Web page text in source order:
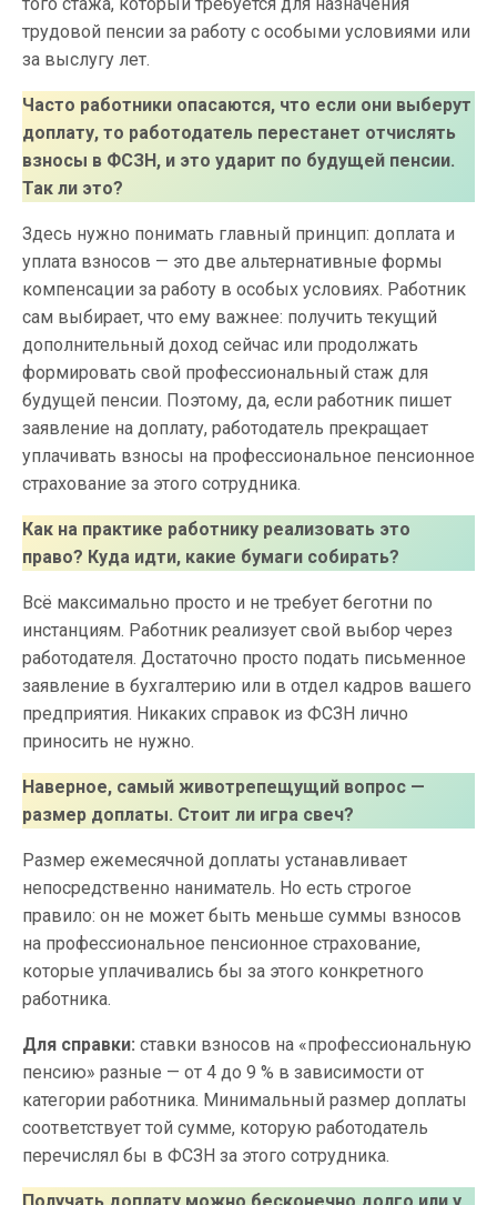
трудовой пенсии за работу с особыми условиями или
за выслугу лет.
Часто работники опасаются, что если они выберут
доплату, то работодатель перестанет отчислять
взносы в ФСЗН, и это ударит по будущей пенсии.
Так ли это?
Здесь нужно понимать главный принцип: доплата и
уплата взносов — это две альтернативные формы
компенсации за работу в особых условиях. Работник
сам выбирает, что ему важнее: получить текущий
дополнительный доход сейчас или продолжать
формировать свой профессиональный стаж для
будущей пенсии. Поэтому, да, если работник пишет
заявление на доплату, работодатель прекращает
уплачивать взносы на профессиональное пенсионное
страхование за этого сотрудника.
Как на практике работнику реализовать это
право? Куда идти, какие бумаги собирать?
Всё максимально просто и не требует беготни по
инстанциям. Работник реализует свой выбор через
работодателя. Достаточно просто подать письменное
заявление в бухгалтерию или в отдел кадров вашего
предприятия. Никаких справок из ФСЗН лично
приносить не нужно.
Наверное, самый животрепещущий вопрос —
размер доплаты. Стоит ли игра свеч?
Размер ежемесячной доплаты устанавливает
непосредственно наниматель. Но есть строгое
правило: он не может быть меньше суммы взносов
на профессиональное пенсионное страхование,
которые уплачивались бы за этого конкретного
работника.
Для справки: ставки взносов на «профессиональную
пенсию» разные — от 4 до 9 % в зависимости от
категории работника. Минимальный размер доплаты
соответствует той сумме, которую работодатель
перечислял бы в ФСЗН за этого сотрудника.